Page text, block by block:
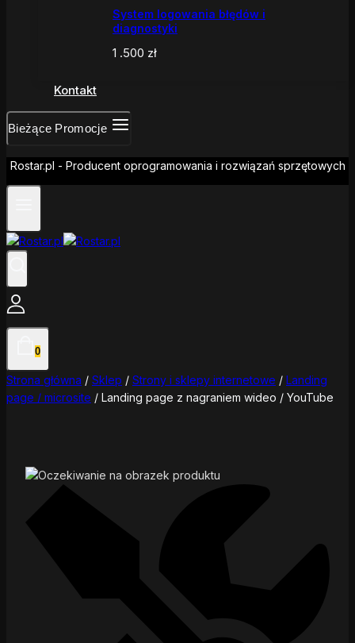
System logowania błędów i
diagnostyki
1 .500 zł
Kontakt
Bieżące Promocje
Rostar.pl - Producent oprogramowania i rozwiązań sprzętowych
0
Strona główna / Sklep / Strony i sklepy internetowe / Landing
page / microsite / Landing page z nagraniem wideo / YouTube